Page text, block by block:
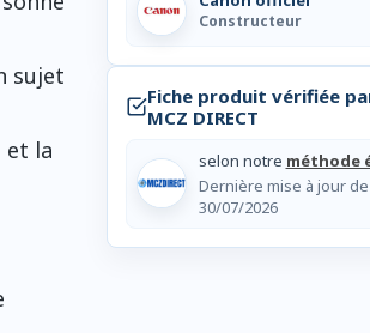
sujet
et la
Constructeur
Fiche produit vérifiée
MCZ DIRECT
selon notre méthode
Dernière mise à jour
30/07/2026